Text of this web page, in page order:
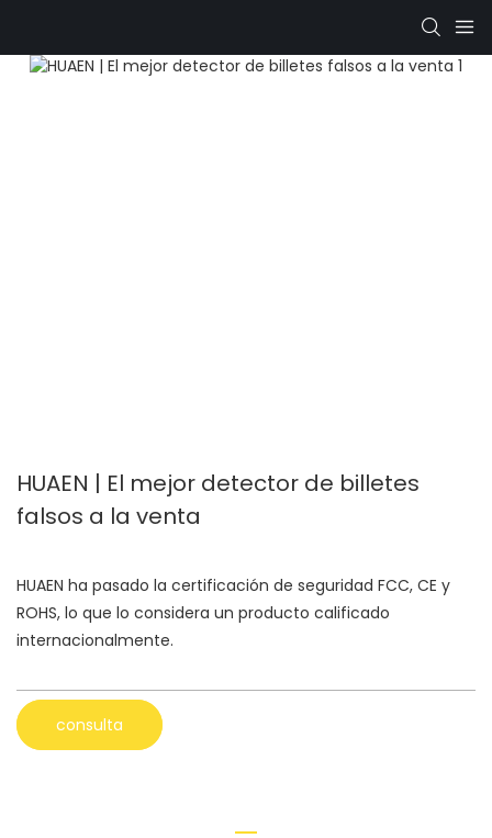
HUAEN | El mejor detector de billetes
falsos a la venta
HUAEN ha pasado la certificación de seguridad FCC, CE y
ROHS, lo que lo considera un producto calificado
internacionalmente.
consulta